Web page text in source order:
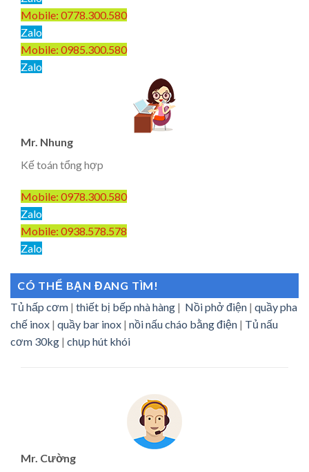
Mobile: 0778.300.580
Zalo
Mobile: 0985.300.580
Zalo
Mr. Nhung
Kế toán tổng hợp
Mobile: 0978.300.580
Zalo
Mobile: 0938.578.578
Zalo
CÓ THỂ BẠN ĐANG TÌM!
Tủ hấp cơm | thiết bị bếp nhà hàng | Nồi phở điện | quầy pha
chế inox | quầy bar inox | nồi nấu cháo bằng điện | Tủ nấu
cơm 30kg | chụp hút khói
Mr. Cường